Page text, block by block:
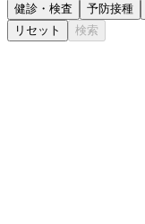
健診・検査 予防接種
リセット
検索